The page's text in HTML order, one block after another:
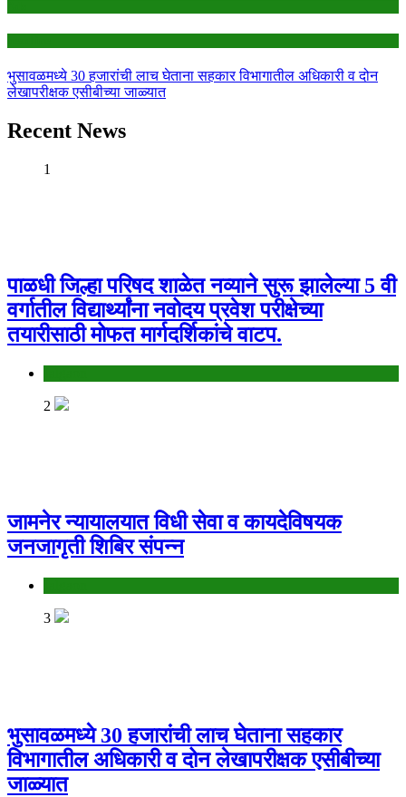
भुसावळमध्ये 30 हजारांची लाच घेताना सहकार विभागातील अधिकारी व दोन
लेखापरीक्षक एसीबीच्या जाळ्यात
Recent News
1
पाळधी जिल्हा परिषद शाळेत नव्याने सुरू झालेल्या 5 वी
वर्गातील विद्यार्थ्यांना नवोदय प्रवेश परीक्षेच्या
तयारीसाठी मोफत मार्गदर्शिकांचे वाटप.
2
जामनेर न्यायालयात विधी सेवा व कायदेविषयक
जनजागृती शिबिर संपन्न
3
भुसावळमध्ये 30 हजारांची लाच घेताना सहकार
विभागातील अधिकारी व दोन लेखापरीक्षक एसीबीच्या
जाळ्यात